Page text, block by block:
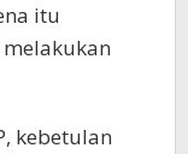
itu
kebetulan